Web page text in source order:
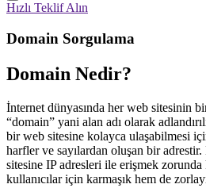
Hızlı Teklif Alın
Domain Sorgulama
Domain Nedir?
İnternet dünyasında her web sitesinin
“domain” yani alan adı olarak
bir web sitesine kolayca ulaşabilmesi
harfler ve sayılardan oluşan bir
sitesine IP adresleri ile erişmek zorunda
kullanıcılar için karmaşık hem de